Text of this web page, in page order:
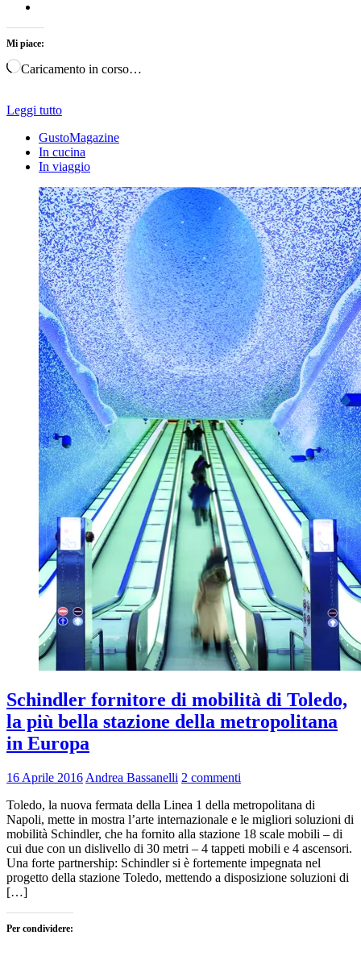
Mi piace:
Caricamento in corso…
Leggi tutto
GustoMagazine
In cucina
In viaggio
Schindler fornitore di mobilità di Toledo,
la più bella stazione della metropolitana
in Europa
16 Aprile 2016 Andrea Bassanelli 2 commenti
Toledo, la nuova fermata della Linea 1 della metropolitana di
Napoli, mette in mostra l’arte internazionale e le migliori soluzioni di
mobilità Schindler, che ha fornito alla stazione 18 scale mobili – di
cui due con un dislivello di 30 metri – 4 tappeti mobili e 4 ascensori.
Una forte partnership: Schindler si è fortemente impegnata nel
progetto della stazione Toledo, mettendo a disposizione soluzioni di
[…]
Per condividere: